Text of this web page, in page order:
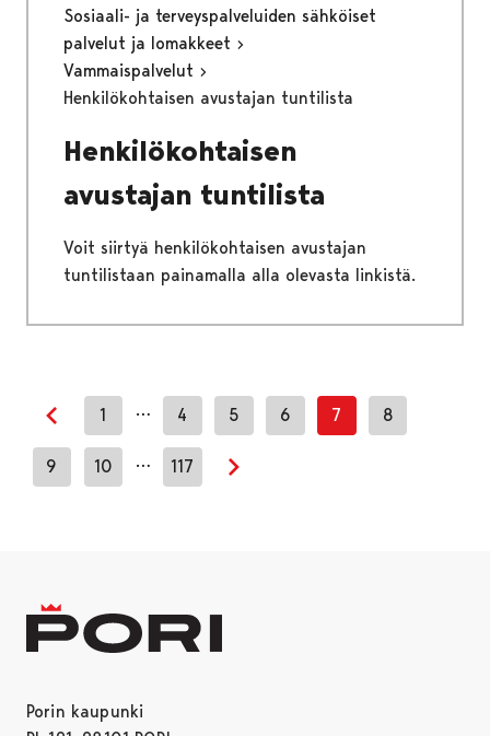
Sosiaali- ja terveyspalveluiden sähköiset
palvelut ja lomakkeet
Vammaispalvelut
Henkilökohtaisen avustajan tuntilista
Henkilökohtaisen
avustajan tuntilista
Voit siirtyä henkilökohtaisen avustajan
tuntilistaan painamalla alla olevasta linkistä.
Edellinen sivu
1 … 4 5 6 7 8
9 10 … 117
Seuraava sivu
Porin kaupunki